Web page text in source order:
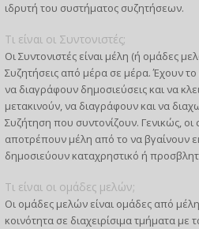
ιδρυτή του συστήματος συζητήσεων.
Τι είναι οι Συντονιστές;
Οι Συντονιστές είναι μέλη (ή ομάδες
Συζητήσεις από μέρα σε μέρα. Έχουν
να διαγράφουν δημοσιεύσεις και να
μετακινούν, να διαγράφουν και να
Συζήτηση που συντονίζουν. Γενικώς,
αποτρέπουν μέλη από το να βγαίνουν
δημοσιεύουν καταχρηστικό ή
Τι είναι οι ομάδες μελών;
Οι ομάδες μελών είναι ομάδες από
κοινότητα σε διαχειρίσιμα τμήματα με